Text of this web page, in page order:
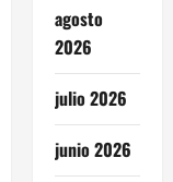
agosto
2026
julio 2026
junio 2026